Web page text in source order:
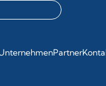
Partner